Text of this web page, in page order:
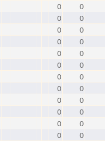
0
0
0
0
0
0
0
0
0
0
0
0
0
0
0
0
0
0
0
0
0
0
0
0